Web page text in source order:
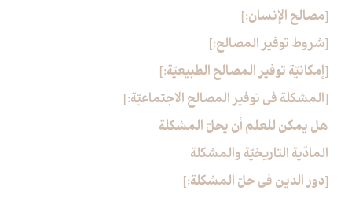
[مصالح الإنسان:]
[شروط توفير المصالح:]
[إمكانيّة توفير المصالح الطبيعيّة:]
[المشكلة في توفير المصالح الاجتماعيّة:]
هل يمكن للعلم أن يحلّ المشكلة
المادّية التاريخيّة والمشكلة
[دور الدين في حلّ المشكلة:]